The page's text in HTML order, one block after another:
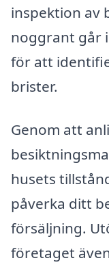
inspektion av
noggrant går
för att
brister.
Genom att
husets
påverka ditt
försäljning.
företaget